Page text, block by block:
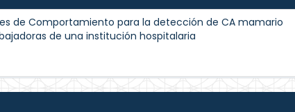
de Comportamiento para la detección de CA mamario
de una institución hospitalaria